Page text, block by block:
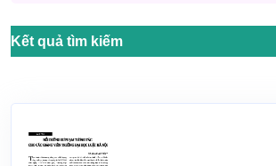
Kết quả tìm kiếm